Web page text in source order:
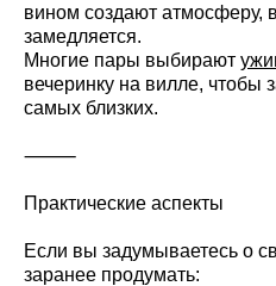
вином создают атмосферу,
замедляется.
Многие пары выбирают
вечеринку на вилле, чтобы
самых близких.
⸻
Практические аспекты
Если вы задумываетесь о
заранее продумать: